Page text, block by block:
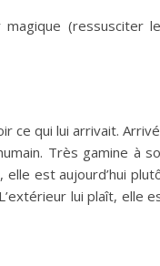
(ressusciter
ce qui lui arrivait.
Très gamine à
elle est aujourd’hui
lui plaît, elle